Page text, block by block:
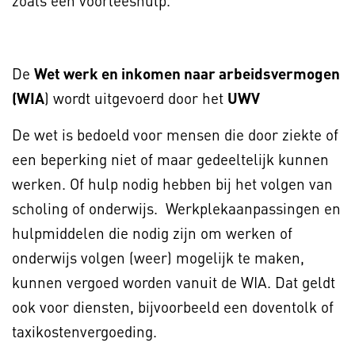
De Wet werk en inkomen naar arbeidsvermogen
(WIA) wordt uitgevoerd door het UWV
De wet is bedoeld voor mensen die door ziekte of
een beperking niet of maar gedeeltelijk kunnen
werken. Of hulp nodig hebben bij het volgen van
scholing of onderwijs. Werkplekaanpassingen en
hulpmiddelen die nodig zijn om werken of
onderwijs volgen (weer) mogelijk te maken,
kunnen vergoed worden vanuit de WIA. Dat geldt
ook voor diensten, bijvoorbeeld een doventolk of
taxikostenvergoeding.